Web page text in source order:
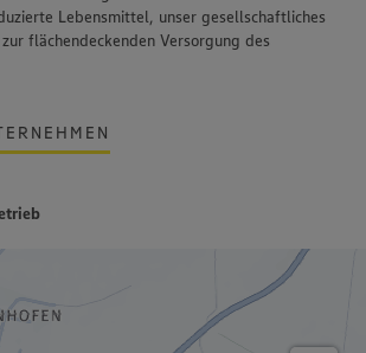
Lebensmittel, unser gesellschaftliches
flächendeckenden Versorgung des